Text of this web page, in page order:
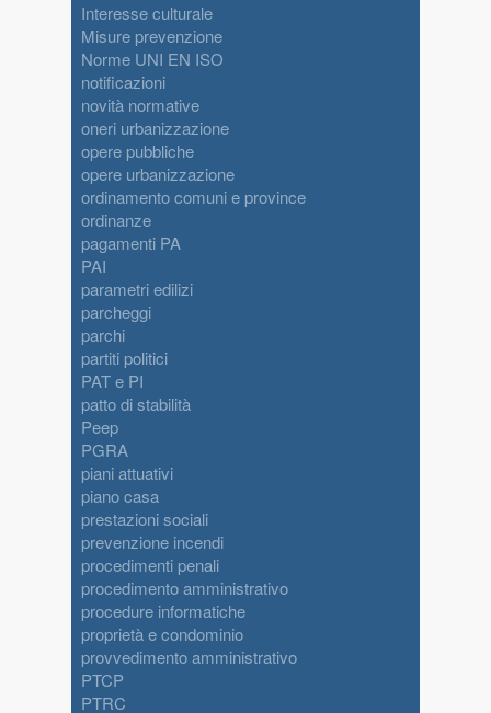
Interesse culturale
Misure prevenzione
Norme UNI EN ISO
notificazioni
novità normative
oneri urbanizzazione
opere pubbliche
opere urbanizzazione
ordinamento comuni e province
ordinanze
pagamenti PA
PAI
parametri edilizi
parcheggi
parchi
partiti politici
PAT e PI
patto di stabilità
Peep
PGRA
piani attuativi
piano casa
prestazioni sociali
prevenzione incendi
procedimenti penali
procedimento amministrativo
procedure informatiche
proprietà e condominio
provvedimento amministrativo
PTCP
PTRC